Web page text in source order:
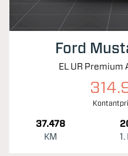
Ford
EL UR Premium
37.478
KM
1.